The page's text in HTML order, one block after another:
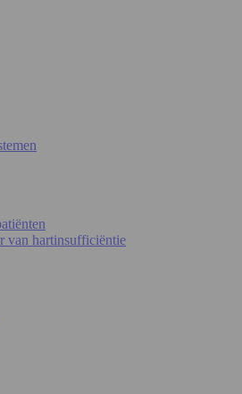
van hartinsufficiëntie